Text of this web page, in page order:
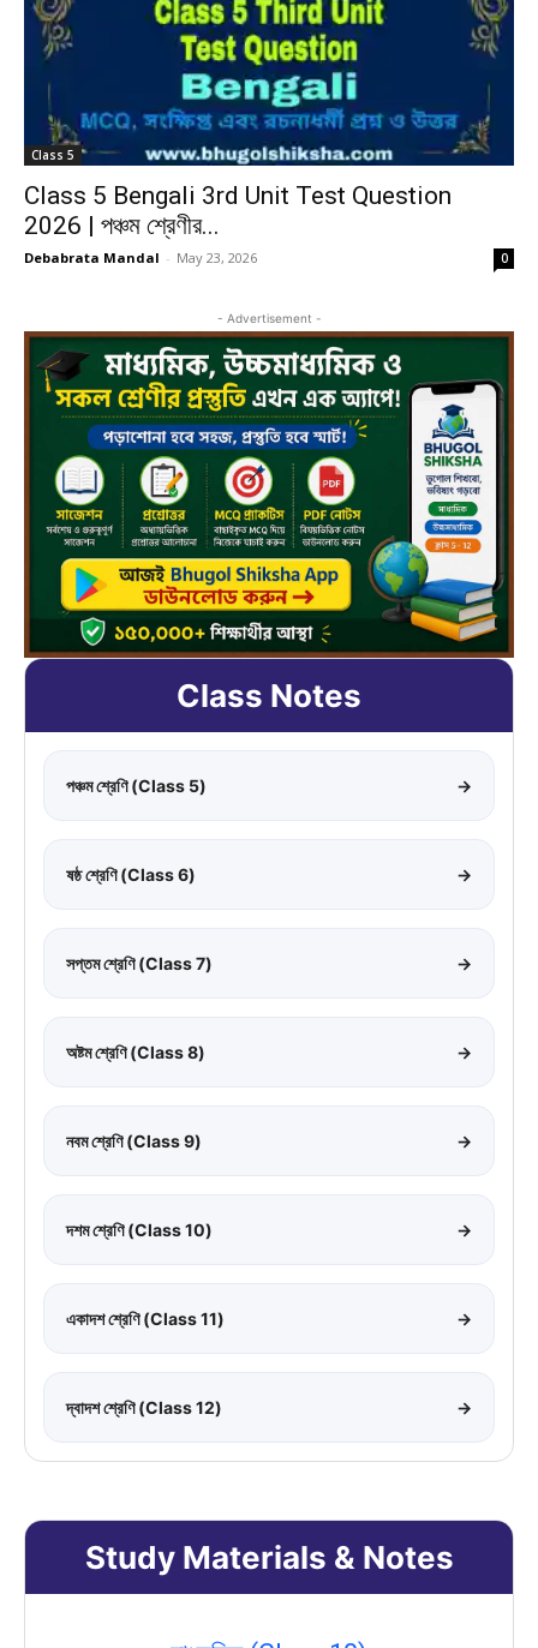
Class 5
Class 5 Bengali 3rd Unit Test Question
2026 | পঞ্চম শ্রেণীর...
Debabrata Mandal - May 23, 2026 0
- Advertisement -
Class Notes
পঞ্চম শ্রেণি (Class 5) →
ষষ্ঠ শ্রেণি (Class 6) →
সপ্তম শ্রেণি (Class 7) →
অষ্টম শ্রেণি (Class 8) →
নবম শ্রেণি (Class 9) →
দশম শ্রেণি (Class 10) →
একাদশ শ্রেণি (Class 11) →
দ্বাদশ শ্রেণি (Class 12) →
Study Materials & Notes